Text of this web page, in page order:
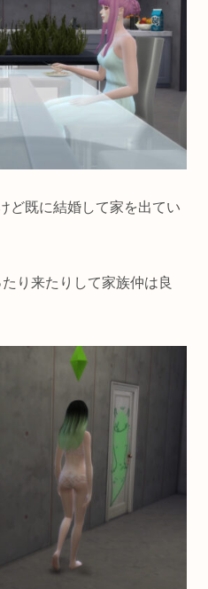
ど既に結婚して家を出てい
り来たりして家族仲は良